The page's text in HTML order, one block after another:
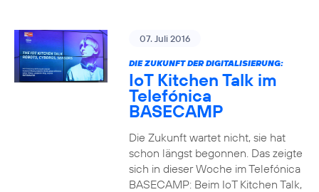
07. Juli 2016
DIE ZUKUNFT DER DIGITALISIERUNG:
IoT Kitchen Talk im
Telefónica
BASECAMP
Die Zukunft wartet nicht, sie hat
schon längst begonnen. Das zeigte
sich in dieser Woche im Telefónica
BASECAMP: Beim IoT Kitchen Talk,